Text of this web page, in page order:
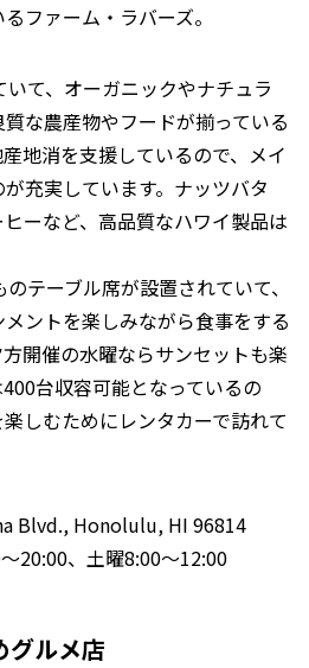
ファーム・ラバーズ。
て、オーガニックやナチュラ
な農産物やフードが揃っている
地消を支援しているので、メイ
充実しています。ナッツバタ
ーなど、高品質なハワイ製品は
テーブル席が設置されていて、
ントを楽しみながら食事をする
開催の水曜ならサンセットも楽
台収容可能となっているの
しむためにレンタカーで訪れて
Blvd., Honolulu, HI 96814
20:00、土曜8:00～12:00
グルメ店